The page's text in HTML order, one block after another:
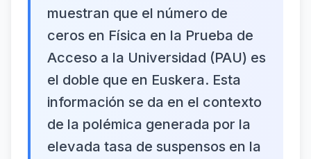
muestran que el número de
ceros en Física en la Prueba de
Acceso a la Universidad (PAU) es
el doble que en Euskera. Esta
información se da en el contexto
de la polémica generada por la
elevada tasa de suspensos en la